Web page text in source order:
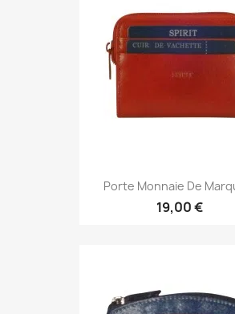
Porte Monnaie De
19,00 €